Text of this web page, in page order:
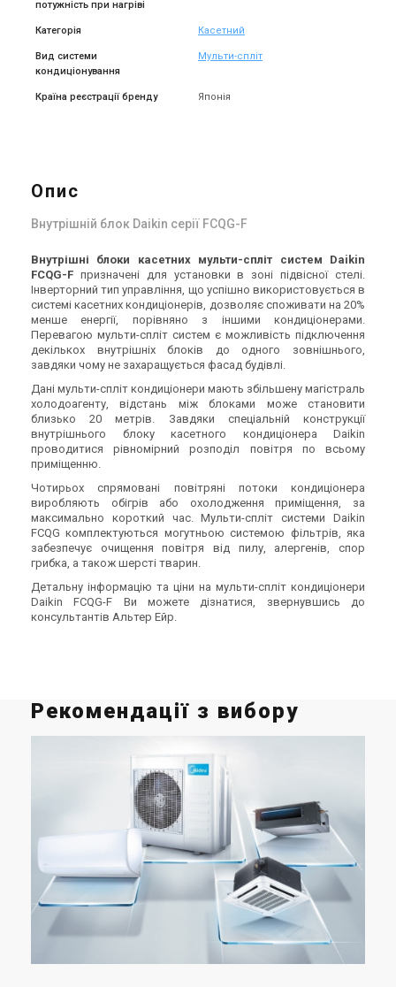
потужність при нагріві
Категорія Касетний
Вид системи
кондиціонування
Мульти-спліт
Країна реєстрації бренду Японія
Опис
Внутрішній блок Daikin серії FCQG-F
Внутрішні блоки касетних мульти-спліт систем Daikin
FCQG-F призначені для установки в зоні підвісної стелі.
Інверторний тип управління, що успішно використовується в
системі касетних кондиціонерів, дозволяє споживати на 20%
менше енергії, порівняно з іншими кондиціонерами.
Перевагою мульти-спліт систем є можливість підключення
декількох внутрішніх блоків до одного зовнішнього,
завдяки чому не захаращується фасад будівлі.
Дані мульти-спліт кондиціонери мають збільшену магістраль
холодоагенту, відстань між блоками може становити
близько 20 метрів. Завдяки спеціальній конструкції
внутрішнього блоку касетного кондиціонера Daikin
проводитися рівномірний розподіл повітря по всьому
приміщенню.
Чотирьох спрямовані повітряні потоки кондиціонера
виробляють обігрів або охолодження приміщення, за
максимально короткий час. Мульти-спліт системи Daikin
FCQG комплектуються могутньою системою фільтрів, яка
забезпечує очищення повітря від пилу, алергенів, спор
грибка, а також шерсті тварин.
Детальну інформацію та ціни на мульти-спліт кондиціонери
Daikin FCQG-F Ви можете дізнатися, звернувшись до
консультантів Альтер Ейр.
Рекомендації з вибору